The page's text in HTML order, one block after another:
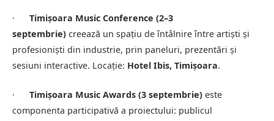
· Timișoara Music Conference (2–3
septembrie) creează un spațiu de întâlnire între artiști și
profesioniști din industrie, prin paneluri, prezentări și
sesiuni interactive. Locație: Hotel Ibis, Timișoara.
· Timișoara Music Awards (3 septembrie) este
componenta participativă a proiectului: publicul